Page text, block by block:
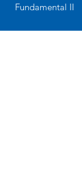
Fundamental II